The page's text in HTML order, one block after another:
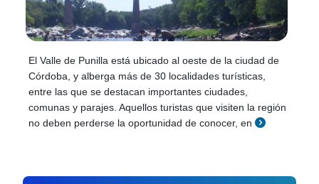
El Valle de Punilla está ubicado al oeste de la ciudad de
Córdoba, y alberga más de 30 localidades turísticas,
entre las que se destacan importantes ciudades,
comunas y parajes. Aquellos turistas que visiten la región
no deben perderse la oportunidad de conocer, en